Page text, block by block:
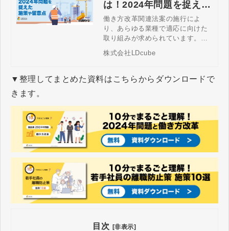
は！2024年問題を捉えた
施策や留意点
働き方改革関連法案の施行によ
り、あらゆる業種で適応に向けた
取り組みが求められています。時
間外労働の上限規制や割増賃金率
の引き上げにより、建設業にも影
問題の概要や働き方改革実現に向
株式会社LDcube
▼整理してまとめた資料はこちらからダウンロードで
きます。
目次 [非表示]